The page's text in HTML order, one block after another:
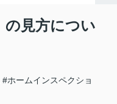
の見方につい
#ホームインスペクショ